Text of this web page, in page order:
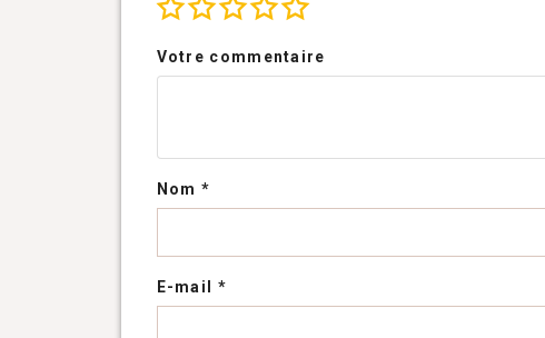
Votre commentaire
Nom *
E-mail *